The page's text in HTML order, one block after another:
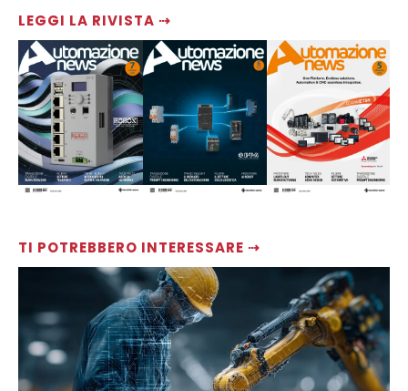
LEGGI LA RIVISTA ⇢
TI POTREBBERO INTERESSARE ⇢